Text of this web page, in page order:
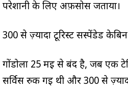
परेशानी के लिए अफ़सोस जताया।
300 से ज़्यादा टूरिस्ट सस्पेंडेड
गोंडोला 25 मई से बंद है, जब एक
सर्विस रुक गई थी और 300 से